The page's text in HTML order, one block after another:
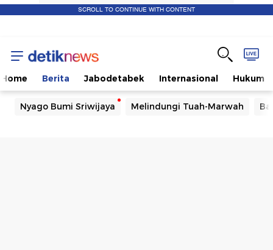
SCROLL TO CONTINUE WITH CONTENT
Home Berita Jabodetabek Internasional Hukum
Nyago Bumi Sriwijaya Melindungi Tuah-Marwah